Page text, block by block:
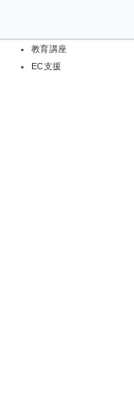
教育講座
EC支援